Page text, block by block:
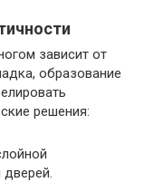
зависит от
образование
решения: